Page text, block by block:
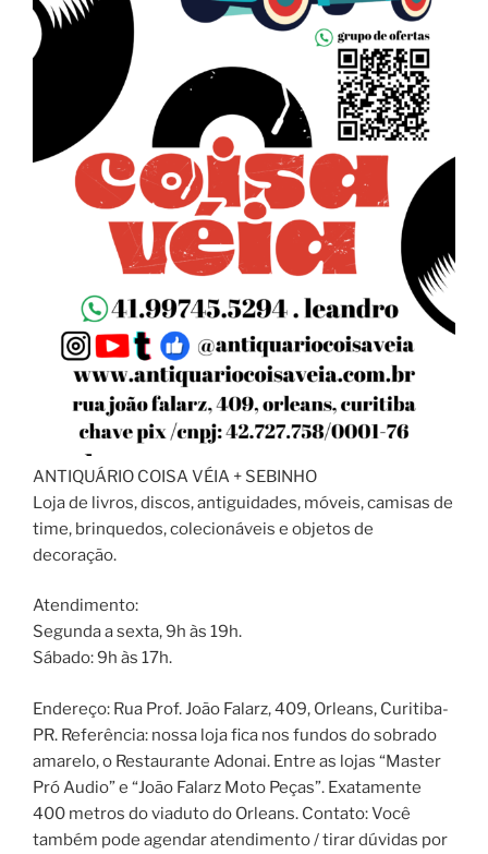
ANTIQUÁRIO COISA VÉIA + SEBINHO
Loja de livros, discos, antiguidades, móveis, camisas de
time, brinquedos, colecionáveis e objetos de
decoração.
Atendimento:
Segunda a sexta, 9h às 19h.
Sábado: 9h às 17h.
Endereço: Rua Prof. João Falarz, 409, Orleans, Curitiba-
PR. Referência: nossa loja fica nos fundos do sobrado
amarelo, o Restaurante Adonai. Entre as lojas “Master
Pró Audio” e “João Falarz Moto Peças”. Exatamente
400 metros do viaduto do Orleans. Contato: Você
também pode agendar atendimento / tirar dúvidas por